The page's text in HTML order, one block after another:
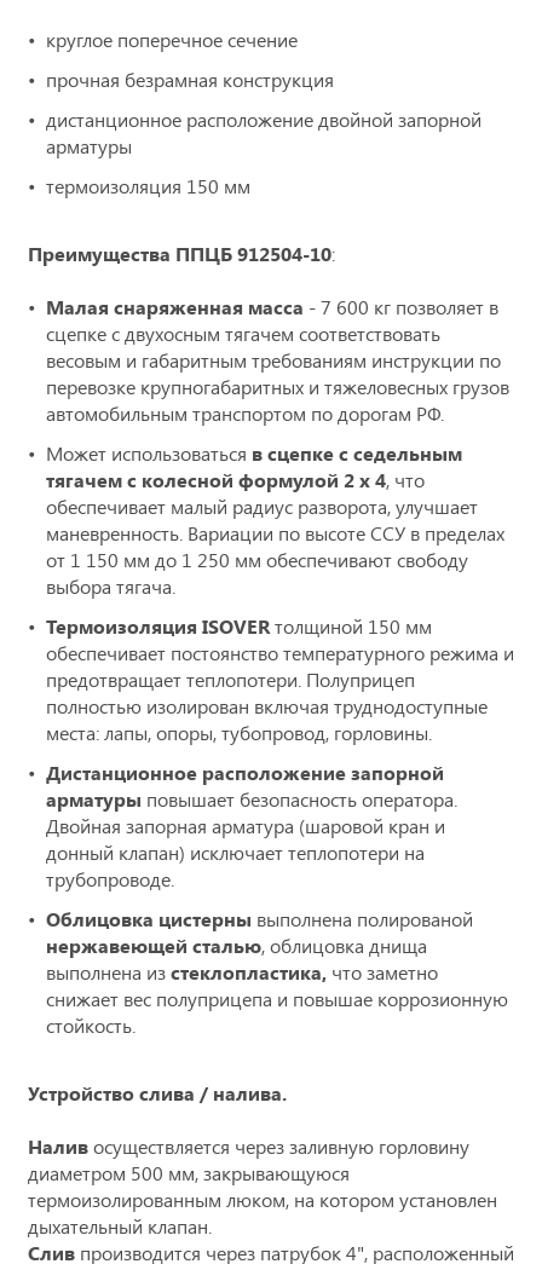
круглое поперечное сечение
прочная безрамная конструкция
дистанционное расположение двойной запорной
арматуры
термоизоляция 150 мм
Преимущества ППЦБ 912504-10:
Малая снаряженная масса - 7 600 кг позволяет в
сцепке с двухосным тягачем соответствовать
весовым и габаритным требованиям инструкции по
перевозке крупногабаритных и тяжеловесных грузов
автомобильным транспортом по дорогам РФ.
Может использоваться в сцепке с седельным
тягачем с колесной формулой 2 х 4, что
обеспечивает малый радиус разворота, улучшает
маневренность. Вариации по высоте ССУ в пределах
от 1 150 мм до 1 250 мм обеспечивают свободу
выбора тягача.
Термоизоляция ISOVERтолщиной 150 мм
обеспечивает постоянство температурного режима и
предотвращает теплопотери. Полуприцеп
полностью изолирован включая труднодоступные
места: лапы, опоры, тубопровод, горловины.
Дистанционное расположение запорной
арматуры повышает безопасность оператора.
Двойная запорная арматура (шаровой кран и
донный клапан) исключает теплопотери на
трубопроводе.
Облицовка цистерны выполнена полированой
нержавеющей сталью, облицовка днища
выполнена изстеклопластика, что заметно
снижает вес полуприцепа и повышае коррозионную
стойкость.
Устройство слива / налива.
Наливосуществляется через заливную горловину
диаметром 500 мм, закрывающуюся
термоизолированным люком, на котором установлен
дыхательный клапан.
Слив производится через патрубок 4", расположенный